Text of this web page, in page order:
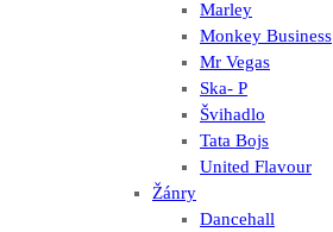
Marley
Monkey Business
Mr Vegas
Ska- P
Švihadlo
Tata Bojs
United Flavour
Žánry
Dancehall